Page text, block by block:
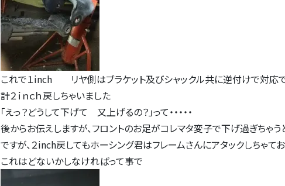
これで１inch リヤ側はブラケット及びシャックル共に逆付けで対応で
計２ｉｎｃｈ戻しちゃいました
「えっ？どうして下げて 又上げるの？」って・・・・・
後からお伝えしますが、フロントのお足がコレマタ変子で下げ過ぎちゃうと
ですが、２inch戻してもホーシング君はフレームさんにアタックしちゃており
これはどないかしなければって事で